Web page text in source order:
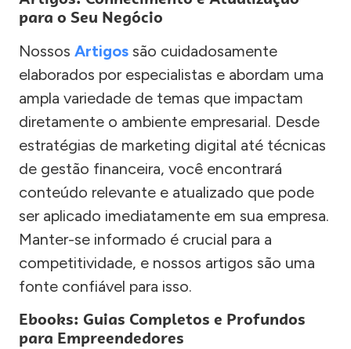
para o Seu Negócio
Nossos Artigos são cuidadosamente
elaborados por especialistas e abordam uma
ampla variedade de temas que impactam
diretamente o ambiente empresarial. Desde
estratégias de marketing digital até técnicas
de gestão financeira, você encontrará
conteúdo relevante e atualizado que pode
ser aplicado imediatamente em sua empresa.
Manter-se informado é crucial para a
competitividade, e nossos artigos são uma
fonte confiável para isso.
Ebooks: Guias Completos e Profundos
para Empreendedores